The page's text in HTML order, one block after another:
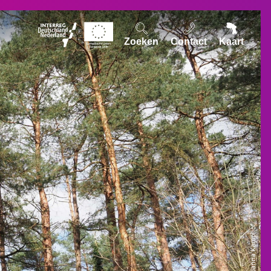
Zoeken Contact Kaart
© Janna Kamphof